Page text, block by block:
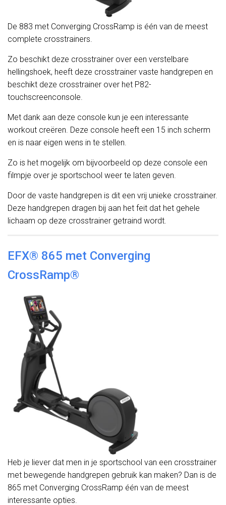
De 883 met Converging CrossRamp is één van de meest
complete crosstrainers.
Zo beschikt deze crosstrainer over een verstelbare
hellingshoek, heeft deze crosstrainer vaste handgrepen en
beschikt deze crosstrainer over het P82-
touchscreenconsole.
Met dank aan deze console kun je een interessante
workout creëren. Deze console heeft een 15 inch scherm
en is naar eigen wens in te stellen.
Zo is het mogelijk om bijvoorbeeld op deze console een
filmpje over je sportschool weer te laten geven.
Door de vaste handgrepen is dit een vrij unieke crosstrainer.
Deze handgrepen dragen bij aan het feit dat het gehele
lichaam op deze crosstrainer getraind wordt.
EFX® 865 met Converging
CrossRamp®
Heb je liever dat men in je sportschool van een crosstrainer
met bewegende handgrepen gebruik kan maken? Dan is de
865 met Converging CrossRamp één van de meest
interessante opties.